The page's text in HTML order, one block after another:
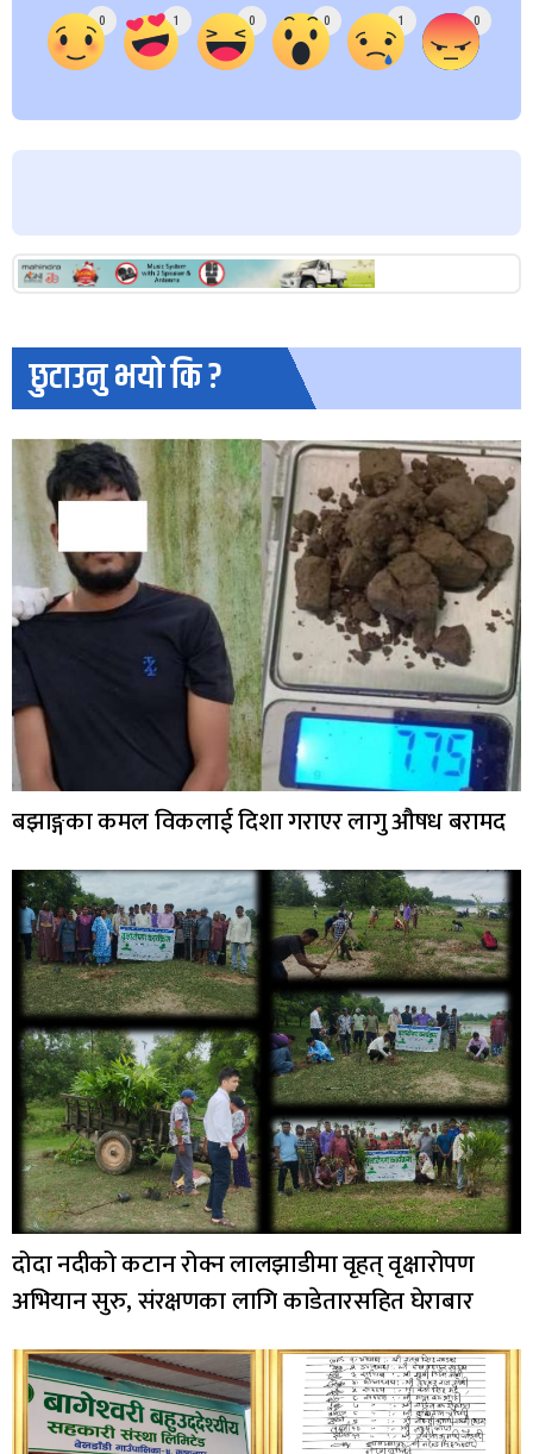
0 1 0 0 1 0
छुटाउनु भयो कि ?
बझाङ्गका कमल विकलाई दिशा गराएर लागु औषध बरामद
दोदा नदीको कटान रोक्न लालझाडीमा वृहत् वृक्षारोपण
अभियान सुरु, संरक्षणका लागि काडेतारसहित घेराबार